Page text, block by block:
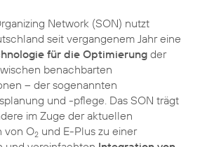
Network (SON) nutzt
seit vergangenem Jahr eine
für die Optimierungder
benachbarten
– der sogenannten
und -pflege. Das SON trägt
im Zuge der aktuellen
von O2 und E-Plus zu einer